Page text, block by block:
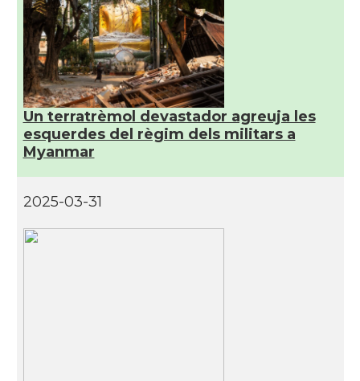
Un terratrèmol devastador agreuja les
esquerdes del règim dels militars a
Myanmar
2025-03-31